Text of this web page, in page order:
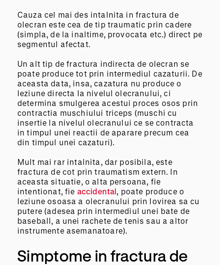
Cauza cel mai des intalnita in fractura de
olecran este cea de tip traumatic prin cadere
(simpla, de la inaltime, provocata etc.) direct pe
segmentul afectat.
Un alt tip de fractura indirecta de olecran se
poate produce tot prin intermediul cazaturii. De
aceasta data, insa, cazatura nu produce o
leziune directa la nivelul olecranului, ci
determina smulgerea acestui proces osos prin
contractia muschiului triceps (muschi cu
insertie la nivelul olecranului ce se contracta
in timpul unei reactii de aparare precum cea
din timpul unei cazaturi).
Mult mai rar intalnita, dar posibila, este
fractura de cot prin traumatism extern. In
aceasta situatie, o alta persoana, fie
intentionat, fie accidental, poate produce o
leziune osoasa a olecranului prin lovirea sa cu
putere (adesea prin intermediul unei bate de
baseball, a unei rachete de tenis sau a altor
instrumente asemanatoare).
Simptome in fractura de